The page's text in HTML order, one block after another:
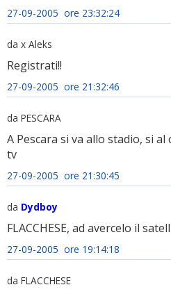
27-09-2005 ore 23:32:24
da x Aleks
Registrati!!
27-09-2005 ore 21:32:46
da PESCARA
A Pescara si va allo stadio, si
tv
27-09-2005 ore 21:30:45
da Dydboy
FLACCHESE, ad avercelo il
27-09-2005 ore 19:14:18
da FLACCHESE